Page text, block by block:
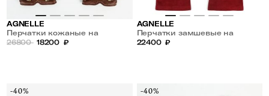
AGNELLE
Перчатки кожаные на
кашемировой подкладке
26800 18200 ₽
AGNELLE
Перчатки замшевые на
шелковой подкладке
22400 ₽
-40% -40%